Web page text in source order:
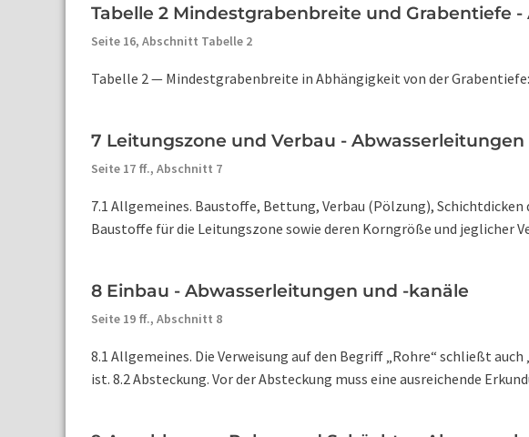
Tabelle 2 Mindestgrabenbreite und Grabentiefe
Seite 16, Abschnitt Tabelle 2
Tabelle 2 — Mindestgrabenbreite in Abhängigkeit von der
7 Leitungszone und Verbau -
Seite 17 ff., Abschnitt 7
7.1 Allgemeines. Baustoffe, Bettung, Verbau (Pölzung),
Baustoffe für die Leitungszone sowie deren Korngröße und jeglicher
8 Einbau - Abwasserleitungen und -kanäle
Seite 19 ff., Abschnitt 8
8.1 Allgemeines. Die Verweisung auf den Begriff „Rohre“ schließt
ist. 8.2 Absteckung. Vor der Absteckung muss eine ausreichende